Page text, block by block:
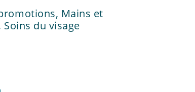
, Mains et
Soins du visage